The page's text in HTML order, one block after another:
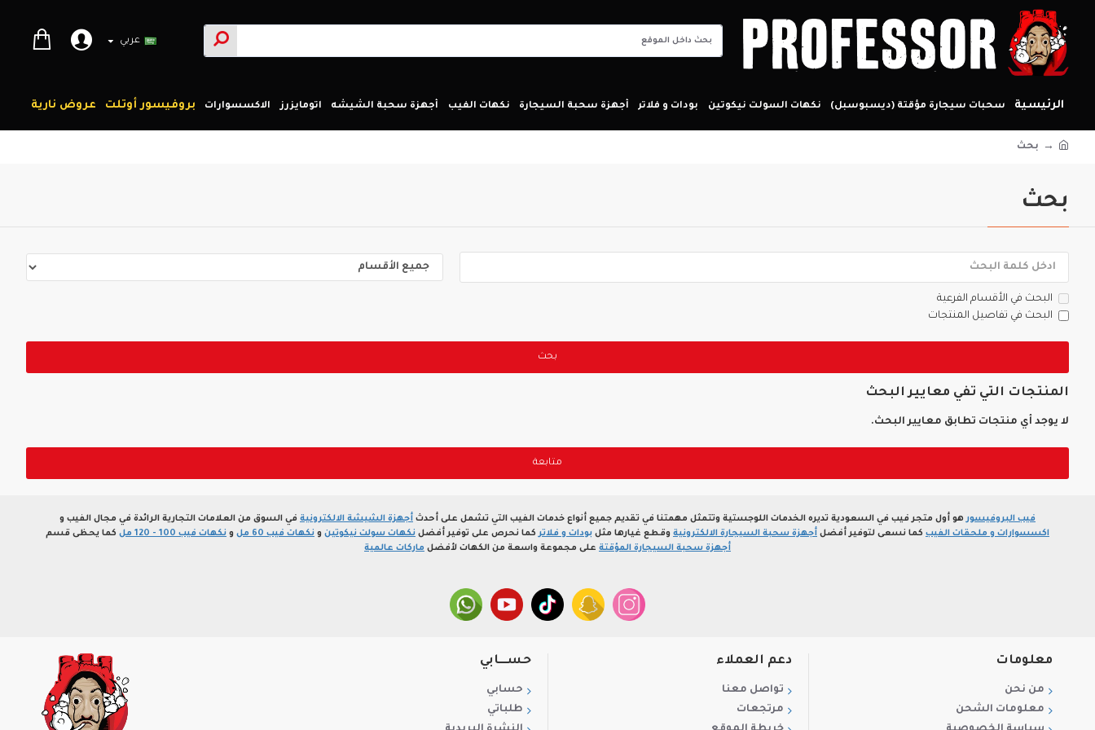
عربي
الرئيسية سحبات سيجارة مؤقتة (ديسبوسبل) نكهات السولت نيكوتين بودات و فلاتر أجهزة سحبة السيجارة نكهات الفيب أجهزة سحبة الشيشه اتومايزرز الاكسسوارات بروفيسور أوتلت عروض نارية
بحث
بحث
البحث في الأقسام الفرعية
البحث في تفاصيل المنتجات
بحث
المنتجات التي تفي معايير البحث
لا يوجد أي منتجات تطابق معايير البحث.
متابعة
فيب البروفيسورهو أول متجر فيب في السعودية تديره الخدمات اللوجستية وتتمثل مهمتنا في تقديم جميع أنواع خدمات الفيب التي تشمل على أحدث أجهزة الشيشة الالكترونية في السوق من العلامات التجارية الرائدة في مجال الفيب و
اكسسوارات و ملحقات الفيب كما نسعى لتوفير أفضل أجهزة سحبة السيجارة الالكترونية وقطع غيارها مثل بودات و فلاتركما نحرص على توفير أفضل نكهات سولت نيكوتين و نكهات فيب 60 مل و نكهات فيب 100 - 120 مل
كما يحظى قسم
أجهزة سحبة السيجارة المؤقتة على مجموعة واسعة من الكهات لأفضل ماركات عالمية
معلومات
من نحن
معلومات الشحن
دعم العملاء
تواصل معنا
مرتجعات
حســـابي
حسابي
طلباتي